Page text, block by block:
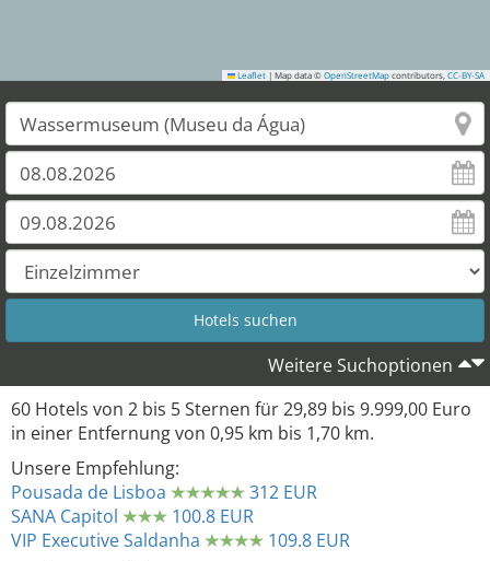
Leaflet | Map data © OpenStreetMap contributors, CC-BY-SA
Weitere Suchoptionen
60 Hotels von 2 bis 5Sternen für29,89 bis 9.999,00 Euro
in einer Entfernung von 0,95 km bis 1,70 km.
Unsere Empfehlung:
Pousada de Lisboa
312 EUR
SANA Capitol
100.8 EUR
VIP Executive Saldanha
109.8 EUR